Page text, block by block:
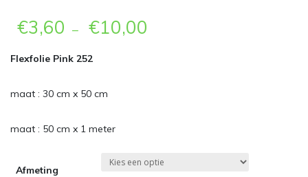
€3,60 – €10,00
Flexfolie Pink 252
maat : 30 cm x 50 cm
maat : 50 cm x 1 meter
Afmeting